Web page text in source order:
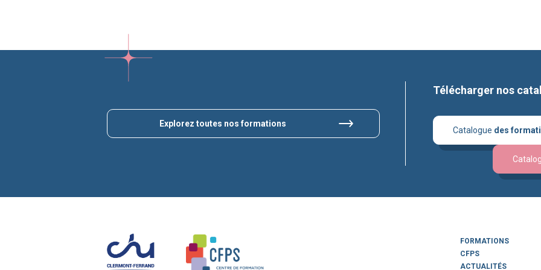
Explorez toutes nos formations
Télécharger nos
Catalogue des
FORMATIONS
CFPS
ACTUALITÉS